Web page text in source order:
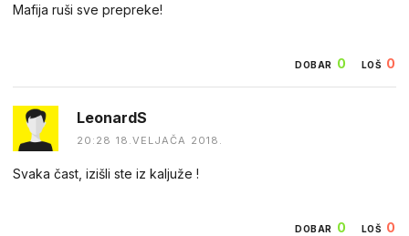
Mafija ruši sve prepreke!
DOBAR 0 LOŠ 0
LeonardS
20:28 18.VELJAČA 2018.
Svaka čast, izišli ste iz kaljuže !
DOBAR 0 LOŠ 0